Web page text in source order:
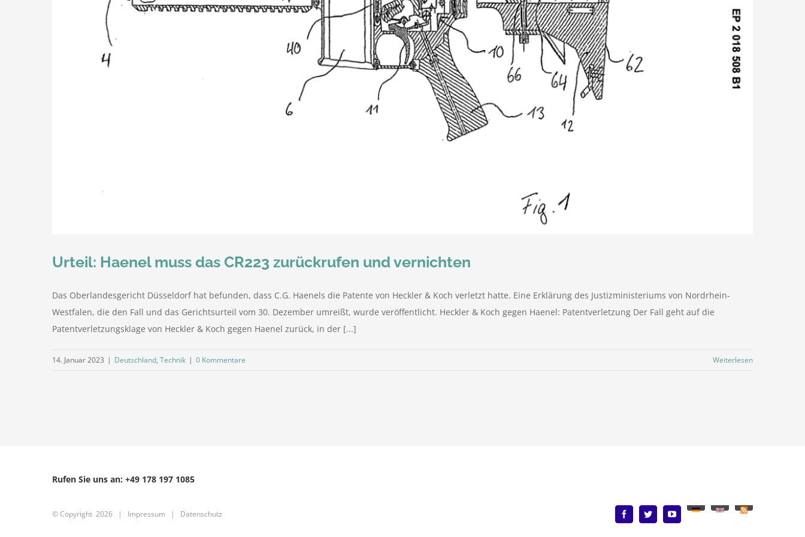
Urteil: Haenel muss das CR223 zurückrufen und vernichten
Das Oberlandesgericht Düsseldorf hat befunden, dass C.G. Haenels die Patente von Heckler & Koch verletzt hatte. Eine Erklärung des Justizministeriums von Nordrhein-
Westfalen, die den Fall und das Gerichtsurteil vom 30. Dezember umreißt, wurde veröffentlicht. Heckler & Koch gegen Haenel: Patentverletzung Der Fall geht auf die
Patentverletzungsklage von Heckler & Koch gegen Haenel zurück, in der [...]
14. Januar 2023 | Deutschland, Technik | 0 Kommentare Weiterlesen
Rufen Sie uns an: +49 178 197 1085
© Copyright 2026 | Impressum | Datenschutz FacebookTwitterYouTubeDeutschEnglishBenutzerdefiniert